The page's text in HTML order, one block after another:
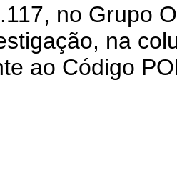
no Grupo
na
ao Código